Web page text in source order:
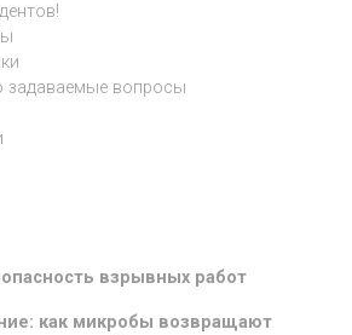
задаваемые вопросы
взрывных работ
как микробы возвращают